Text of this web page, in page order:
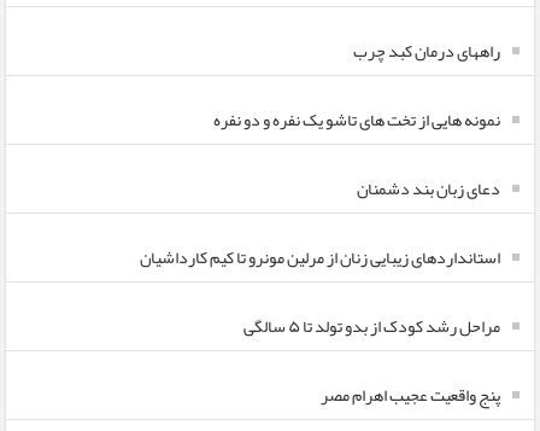
راههای درمان کبد چرب
نمونه هایی از تخت های تاشو یک نفره و دو نفره
دعای زبان بند دشمنان
استانداردهای زیبایی زنان از مرلین مونرو تا کیم کارداشیان
مراحل رشد کودک از بدو تولد تا ۵ سالگی
پنج واقعیت عجیب اهرام مصر